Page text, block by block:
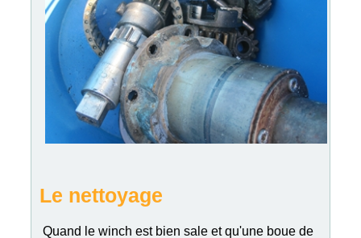
Le nettoyage
Quand le winch est bien sale et qu'une boue de